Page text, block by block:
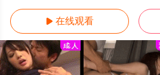
 在线观看